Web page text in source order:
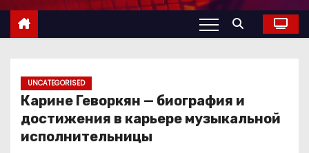
с
UNCATEGORISED
Карине Геворкян — биография и
достижения в карьере музыкальной
исполнительницы